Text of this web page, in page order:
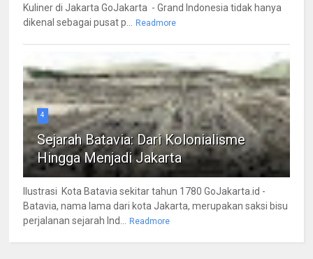
Kuliner di Jakarta GoJakarta - Grand Indonesia tidak hanya
dikenal sebagai pusat p... Readmore
4
Sejarah Batavia: Dari Kolonialisme
Hingga Menjadi Jakarta
Ilustrasi Kota Batavia sekitar tahun 1780 GoJakarta.id -
Batavia, nama lama dari kota Jakarta, merupakan saksi bisu
perjalanan sejarah Ind... Readmore